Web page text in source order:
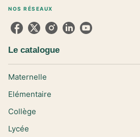
NOS RÉSEAUX
Le catalogue
Maternelle
Elémentaire
Collège
Lycée